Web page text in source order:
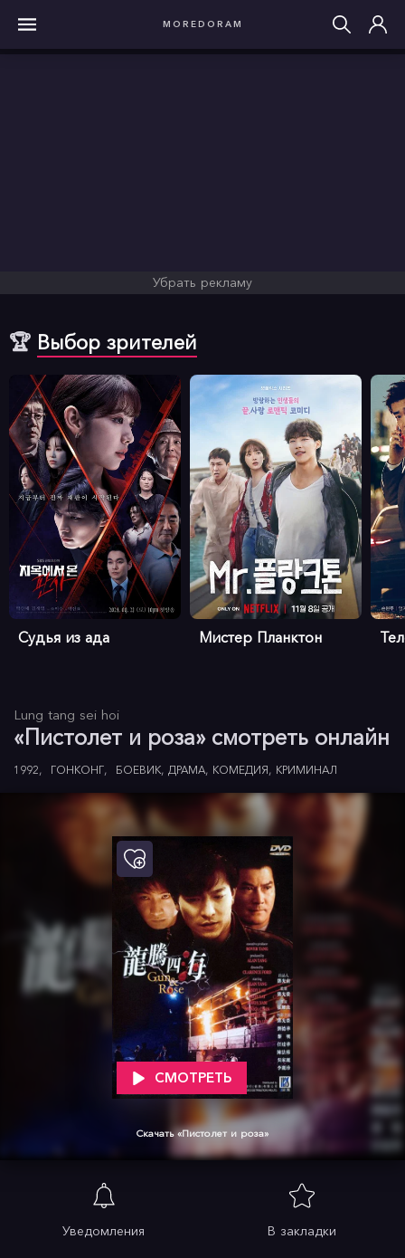
MOREDORAM
Убрать рекламу
🏆 Выбор зрителей
Судья из ада Мистер Планктон
Lung tang sei hoi
«Пистолет и роза» смотреть онлайн
1992 ГОНКОНГ БОЕВИК ДРАМА КОМЕДИЯ КРИМИНАЛ
СМОТРЕТЬ
Скачать «Пистолет и роза»
Уведомления В закладки